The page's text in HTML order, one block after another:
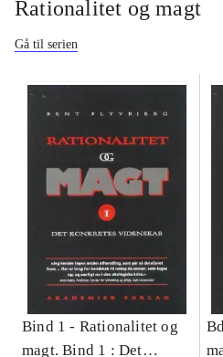
Rationalitet og magt
Gå til serien
Bind 1 - Rationalitet og
magt. Bind 1 : Det